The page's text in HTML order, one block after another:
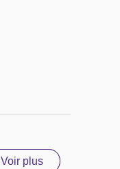
Voir plus